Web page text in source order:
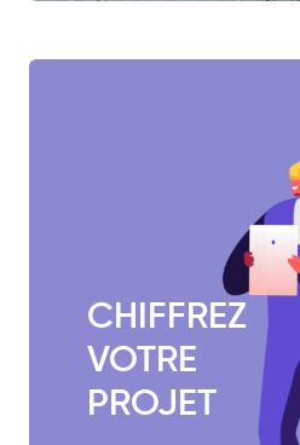
CHIFFREZ
VOTRE
PROJET